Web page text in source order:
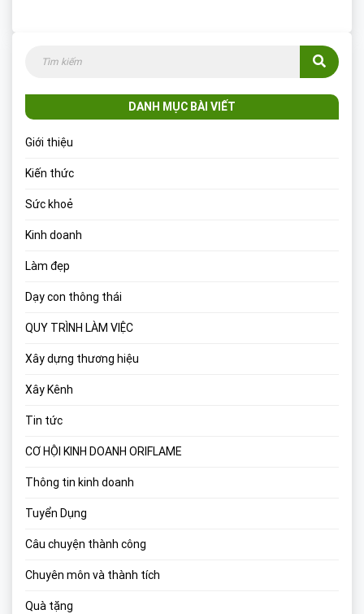
DANH MỤC BÀI VIẾT
Giới thiệu
Kiến thức
Sức khoẻ
Kinh doanh
Làm đẹp
Dạy con thông thái
QUY TRÌNH LÀM VIỆC
Xây dựng thương hiệu
Xây Kênh
Tin tức
CƠ HỘI KINH DOANH ORIFLAME
Thông tin kinh doanh
Tuyển Dụng
Câu chuyện thành công
Chuyên môn và thành tích
Quà tặng